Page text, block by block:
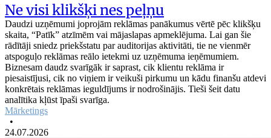
Ne visi klikšķi nes peļņu
Daudzi uzņēmumi joprojām reklāmas panākumus vērtē pēc klikšķu
skaita, “Patīk” atzīmēm vai mājaslapas apmeklējuma. Lai gan šie
rādītāji sniedz priekšstatu par auditorijas aktivitāti, tie ne vienmēr
atspoguļo reklāmas reālo ietekmi uz uzņēmuma ieņēmumiem.
Biznesam daudz svarīgāk ir saprast, cik klientu reklāma ir
piesaistījusi, cik no viņiem ir veikuši pirkumu un kādu finanšu atdevi
konkrētais reklāmas ieguldījums ir nodrošinājis. Tieši šeit datu
analītika kļūst īpaši svarīga.
Mārketings
•
24.07.2026